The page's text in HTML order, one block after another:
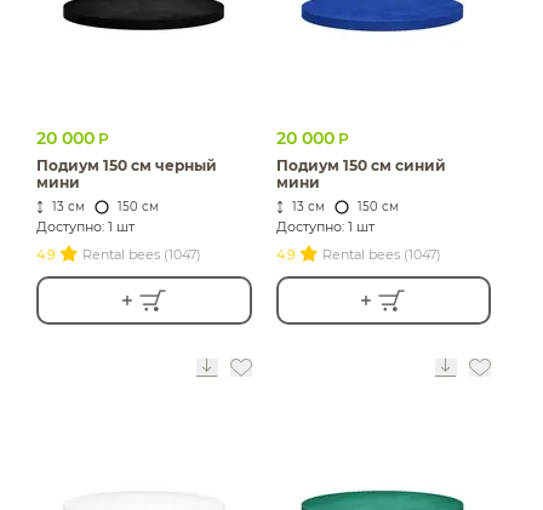
20 000 Р
Подиум 150 см черный
мини
13 см 150 см
Доступно: 1 шт
4.9
Rental bees (1047)
20 000 Р
Подиум 150 см синий
мини
13 см 150 см
Доступно: 1 шт
4.9
Rental bees (1047)